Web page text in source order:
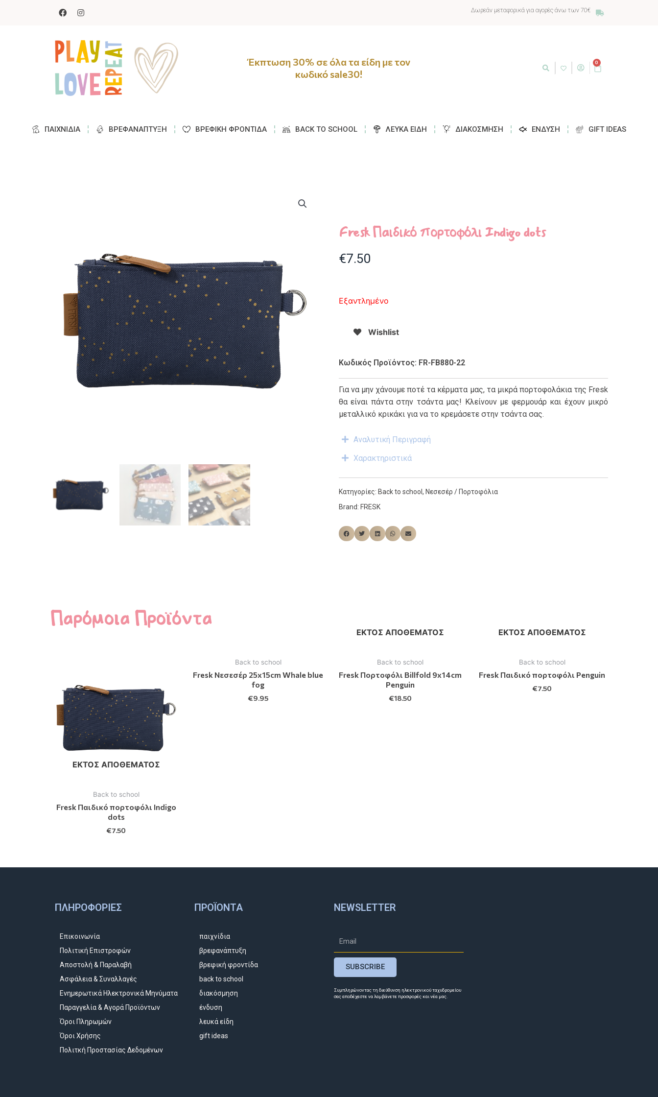
Δωρεάν μεταφορικά για αγορές άνω των 70€
Έκπτωση 30% σε όλα τα είδη με τον
κωδικό sale30!
0
ΠΑΙΧΝΊΔΙΑ ΒΡΕΦΑΝΆΠΤΥΞΗ ΒΡΕΦΙΚΉ ΦΡΟΝΤΊΔΑ BACK TO SCHOOL ΛΕΥΚΆ ΕΊΔΗ ΔΙΑΚΌΣΜΗΣΗ ΈΝΔΥΣΗ GIFT IDEAS
Fresk Παιδικό πορτοφόλι Indigo dots
€7.50
Εξαντλημένο
Wishlist
Κωδικός Προϊόντος: FR-FB880-22
Για να μην χάνουμε ποτέ τα κέρματα μας, τα μικρά πορτοφολάκια της Fresk
θα είναι πάντα στην τσάντα μας! Κλείνουν με φερμουάρ και έχουν μικρό
μεταλλικό κρικάκι για να το κρεμάσετε στην τσάντα σας.
Αναλυτική Περιγραφή
Χαρακτηριστικά
Κατηγορίες: Back to school , Νεσεσέρ / Πορτοφόλια
Brand: FRESK
Παρόμοια Προϊόντα
ΕΚΤΌΣ ΑΠΟΘΈΜΑΤΟΣ
Back to school
Fresk Παιδικό πορτοφόλι Indigo
dots
€7.50
Back to school
Fresk Νεσεσέρ 25x15cm Whale blue
fog
€9.95
ΕΚΤΌΣ ΑΠΟΘΈΜΑΤΟΣ
Back to school
Fresk Πορτοφόλι Billfold 9x14cm
Penguin
€18.50
ΕΚΤΌΣ ΑΠΟΘΈΜΑΤΟΣ
Back to school
Fresk Παιδικό πορτοφόλι Penguin
€7.50
ΠΛΗΡΟΦΟΡΊΕΣ
Επικοινωνία
Πολιτική Επιστροφών
Αποστολή & Παραλαβή
Ασφάλεια & Συναλλαγές
Ενημερωτικά Ηλεκτρονικά Μηνύματα
Παραγγελία & Αγορά Προϊόντων
Όροι Πληρωμών
Όροι Χρήσης
Πολιτκή Προστασίας Δεδομένων
ΠΡΟΪΌΝΤΑ
παιχνίδια
βρεφανάπτυξη
βρεφική φροντίδα
back to school
διακόσμηση
ένδυση
λευκά είδη
gift ideas
NEWSLETTER
SUBSCRIBE
Συμπληρώνοντας τη διεύθυνση ηλεκτρονικού ταχυδρομείου
σας αποδέχεστε να λαμβάνετε προσφορές και νέα μας.